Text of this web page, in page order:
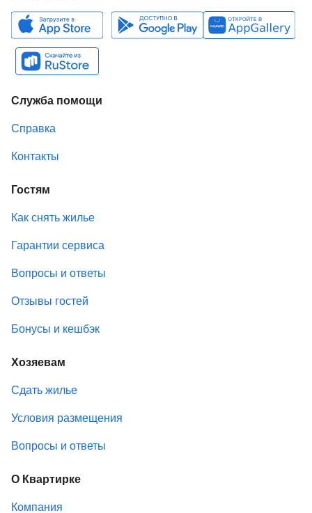
Служба помощи
Справка
Контакты
Гостям
Как снять жилье
Гарантии сервиса
Вопросы и ответы
Отзывы гостей
Бонусы и кешбэк
Хозяевам
Сдать жилье
Условия размещения
Вопросы и ответы
О Квартирке
Компания